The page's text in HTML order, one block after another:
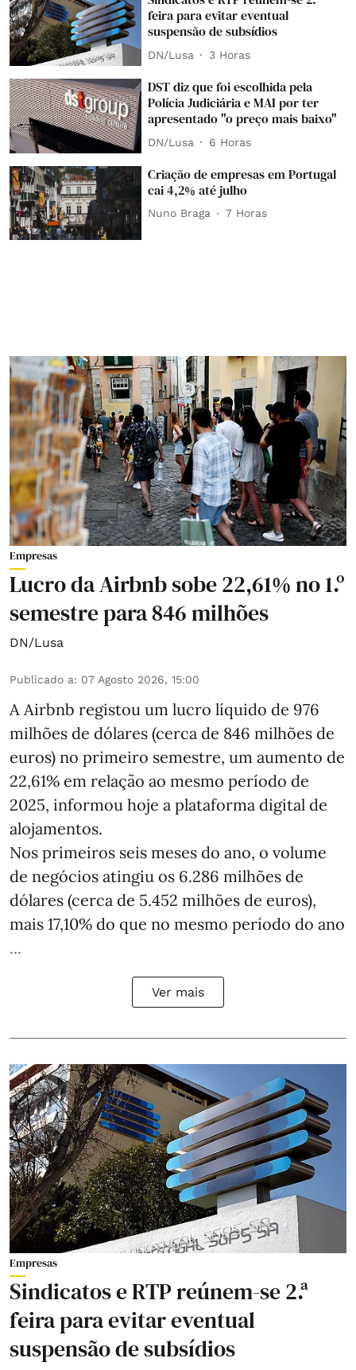
feira para evitar eventual
suspensão de subsídios
DN/Lusa 3 Horas
DST diz que foi escolhida pela
Polícia Judiciária e MAI por ter
apresentado "o preço mais baixo"
DN/Lusa 6 Horas
Criação de empresas em Portugal
cai 4,2% até julho
Nuno Braga 7 Horas
Empresas
Lucro da Airbnb sobe 22,61% no 1.º
semestre para 846 milhões
DN/Lusa
Publicado a: 07 Agosto 2026, 15:00
A Airbnb registou um lucro líquido de 976
milhões de dólares (cerca de 846 milhões de
euros) no primeiro semestre, um aumento de
22,61% em relação ao mesmo período de
2025, informou hoje a plataforma digital de
alojamentos.
Nos primeiros seis meses do ano, o volume
de negócios atingiu os 6.286 milhões de
dólares (cerca de 5.452 milhões de euros),
mais 17,10% do que no mesmo período do ano
...
Ver mais
Empresas
Sindicatos e RTP reúnem-se 2.ª
feira para evitar eventual
suspensão de subsídios